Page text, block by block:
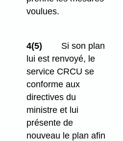
voulues.
4(5)
Si son plan
lui est renvoyé, le
service CRCU se
conforme aux
directives du
ministre et lui
présente de
nouveau le plan afin